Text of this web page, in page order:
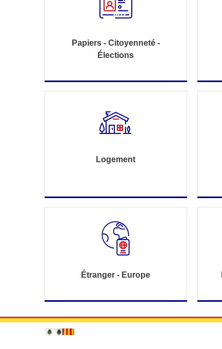
Papiers - Citoyenneté -
Élections
Logement
Étranger - Europe